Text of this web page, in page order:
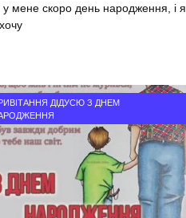
у мене скоро день народження, і я
ДІДУСЮ З ДНЕМ